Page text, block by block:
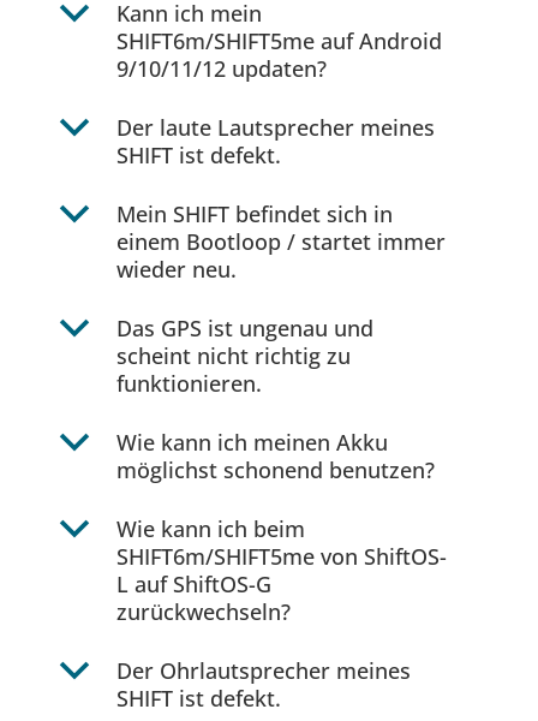
b
Kann ich mein
SHIFT6m/SHIFT5me auf Android
9/10/11/12 updaten?
b
Der laute Lautsprecher meines
SHIFT ist defekt.
b
Mein SHIFT befindet sich in
einem Bootloop / startet immer
wieder neu.
b
Das GPS ist ungenau und
scheint nicht richtig zu
funktionieren.
b
Wie kann ich meinen Akku
möglichst schonend benutzen?
b
Wie kann ich beim
SHIFT6m/SHIFT5me von ShiftOS-
L auf ShiftOS-G
zurückwechseln?
b
Der Ohrlautsprecher meines
SHIFT ist defekt.